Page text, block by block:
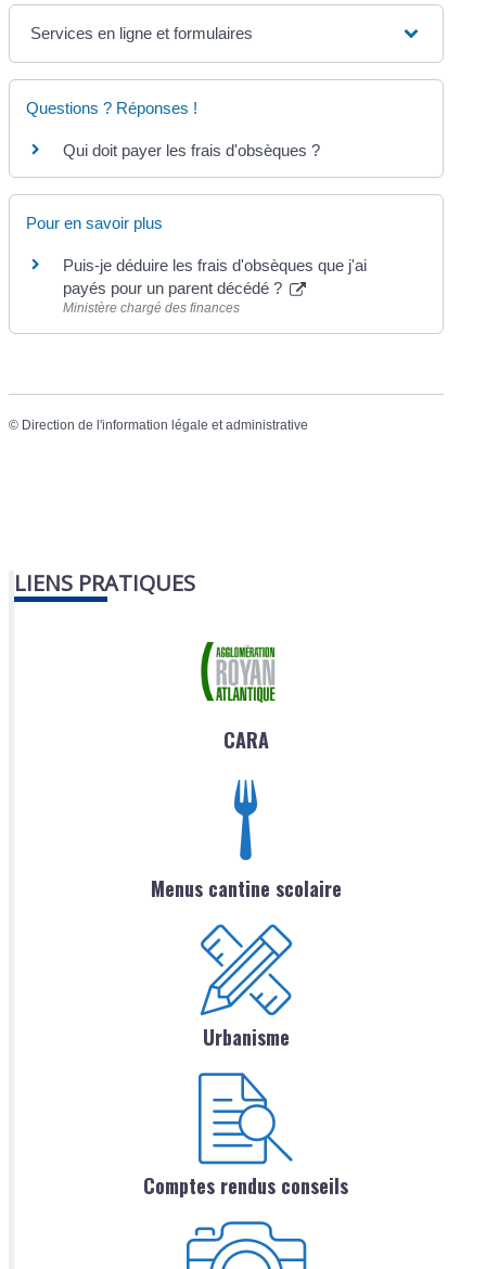
Services en ligne et formulaires
Questions ? Réponses !
Qui doit payer les frais d'obsèques ?
Pour en savoir plus
Puis-je déduire les frais d'obsèques que j'ai
payés pour un parent décédé ?
Ministère chargé des finances
© Direction de l'information légale et administrative
LIENS PRATIQUES
CARA
Menus cantine scolaire
Urbanisme
Comptes rendus conseils